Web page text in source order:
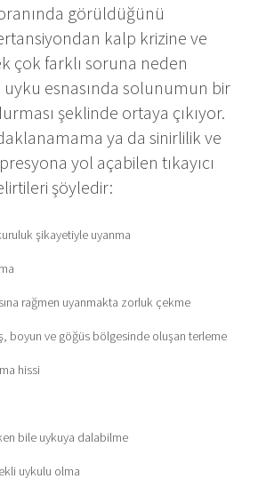
görüldüğünü
kalp krizine ve
çok farklı soruna neden
esnasında solunumun bir
şeklinde ortaya çıkıyor.
ya da sinirlilik ve
yol açabilen tıkayıcı
şöyledir:
şikayetiyle uyanma
rağmen uyanmakta zorluk çekme
boyun ve göğüs bölgesinde oluşan terleme
hissi
bile uykuya dalabilme
uykulu olma